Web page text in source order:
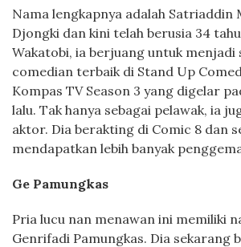
Nama lengkapnya adalah Satriaddin
Djongki dan kini telah berusia 34
Wakatobi, ia berjuang untuk
comedian terbaik di Stand Up
Kompas TV Season 3 yang digelar
lalu. Tak hanya sebagai pelawak, ia
aktor. Dia berakting di Comic 8 dan
mendapatkan lebih banyak
Ge Pamungkas
Pria lucu nan menawan ini memiliki
Genrifadi Pamungkas. Dia sekarang